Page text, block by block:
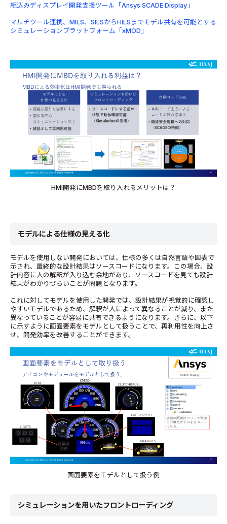
組込みディスプレイ開発支援ツール「Ansys SCADE Display」
マルチツール連携、MILS、SILSからHILSまでモデル共有を可能とする
シミュレーションプラットフォーム「xMOD」
HMI開発にMBDを取り入れるメリットは？
モデルによる仕様の見える化
モデルを使用しない開発においては、仕様の多くは自然言語や図表で
示され、最終的な設計結果はソースコードになります。この場合、設
計内容に人の解釈が入り込む余地があり、ソースコードを見ても設計
結果がわかりづらいことが問題となります。
これに対してモデルを使用した開発では、設計結果が視覚的に確認し
やすいモデルであるため、解釈が人によって異なることが減り、また
異なっていることが容易に共有できるようになります。さらに、以下
に示すように画面要素をモデルとして扱うことで、再利用性を向上さ
せ、開発効率を改善することができます。
画面要素をモデルとして扱う例
シミュレーションを用いたフロントローディング